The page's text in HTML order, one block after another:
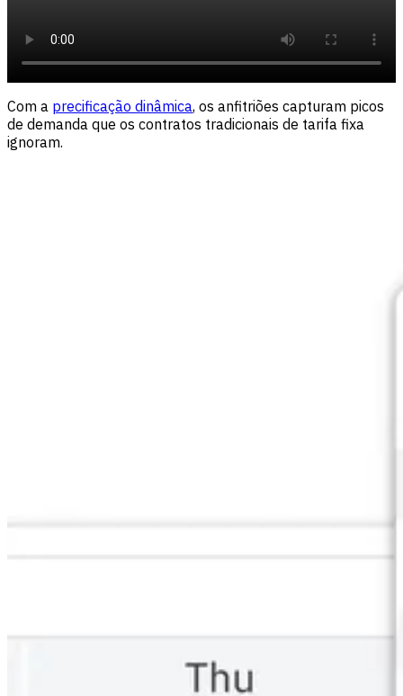
Com a precificação dinâmica, os anfitriões capturam picos
de demanda que os contratos tradicionais de tarifa fixa
ignoram.